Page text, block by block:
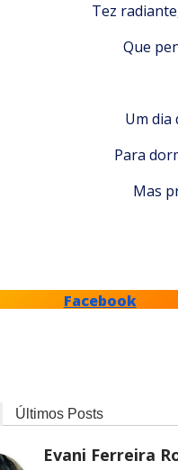
Tez
Que
Um dia
Para
Mas
Facebook
Últimos Posts
Evani Ferreira